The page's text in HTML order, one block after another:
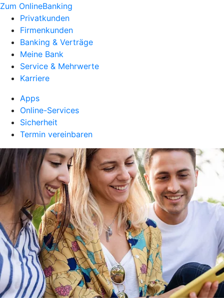
Zum OnlineBanking
Privatkunden
Firmenkunden
Banking & Verträge
Meine Bank
Service & Mehrwerte
Karriere
Apps
Online-Services
Sicherheit
Termin vereinbaren